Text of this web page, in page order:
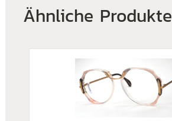
Ähnliche Produkte